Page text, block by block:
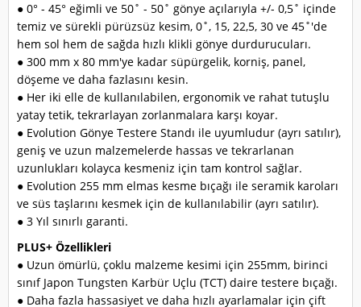
● 0° - 45° eğimli ve 50˚ - 50˚ gönye açılarıyla +/- 0,5˚ içinde
temiz ve sürekli pürüzsüz kesim, 0˚, 15, 22,5, 30 ve 45˚'de
hem sol hem de sağda hızlı klikli gönye durdurucuları.
● 300 mm x 80 mm'ye kadar süpürgelik, korniş, panel,
döşeme ve daha fazlasını kesin.
● Her iki elle de kullanılabilen, ergonomik ve rahat tutuşlu
yatay tetik, tekrarlayan zorlanmalara karşı koyar.
● Evolution Gönye Testere Standı ile uyumludur (ayrı satılır),
geniş ve uzun malzemelerde hassas ve tekrarlanan
uzunlukları kolayca kesmeniz için tam kontrol sağlar.
● Evolution 255 mm elmas kesme bıçağı ile seramik karoları
ve süs taşlarını kesmek için de kullanılabilir (ayrı satılır).
● 3 Yıl sınırlı garanti.
PLUS+ Özellikleri
● Uzun ömürlü, çoklu malzeme kesimi için 255mm, birinci
sınıf Japon Tungsten Karbür Uçlu (TCT) daire testere bıçağı.
● Daha fazla hassasiyet ve daha hızlı ayarlamalar için çift